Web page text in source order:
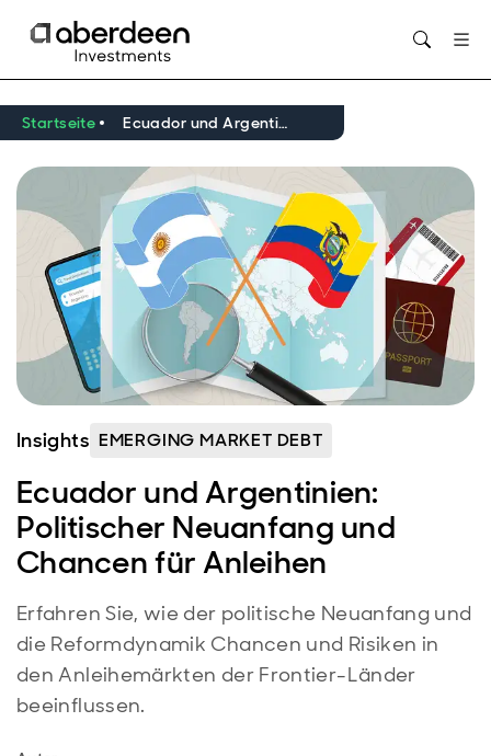
Startseite Ecuador und Argentinien: Politischer Neuanfang und Chancen für Anleihen
Insights EMERGING MARKET DEBT
Ecuador und Argentinien:
Politischer Neuanfang und
Chancen für Anleihen
Erfahren Sie, wie der politische Neuanfang und
die Reformdynamik Chancen und Risiken in
den Anleihemärkten der Frontier-Länder
beeinflussen.